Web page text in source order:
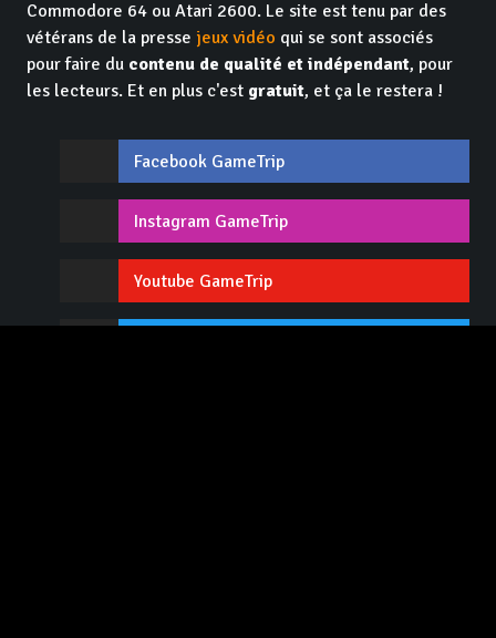
Commodore 64 ou Atari 2600. Le site est tenu par des
vétérans de la presse jeux vidéo qui se sont associés
pour faire du contenu de qualité et indépendant, pour
les lecteurs. Et en plus c'est gratuit, et ça le restera !
Facebook GameTrip
Instagram GameTrip
Youtube GameTrip